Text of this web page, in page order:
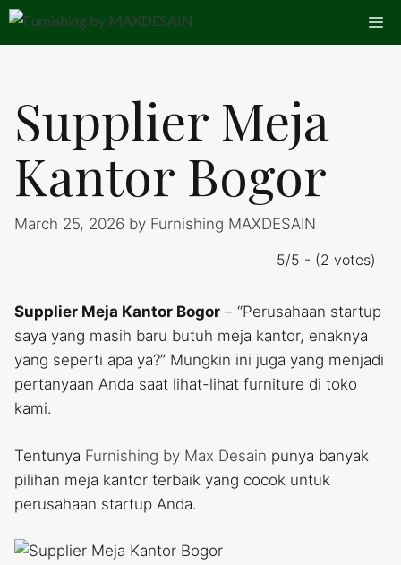
Skip
Supplier Meja
Kantor Bogor
March 25, 2026 by Furnishing MAXDESAIN
5/5 - (2 votes)
Supplier Meja Kantor Bogor – “Perusahaan startup
saya yang masih baru butuh meja kantor, enaknya
yang seperti apa ya?” Mungkin ini juga yang menjadi
pertanyaan Anda saat lihat-lihat furniture di toko
kami.
Tentunya Furnishing by Max Desain punya banyak
pilihan meja kantor terbaik yang cocok untuk
perusahaan startup Anda.